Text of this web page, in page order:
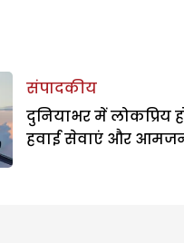
संपादकीय
दुनियाभर में लोकप्रिय
हवाई सेवाएं और